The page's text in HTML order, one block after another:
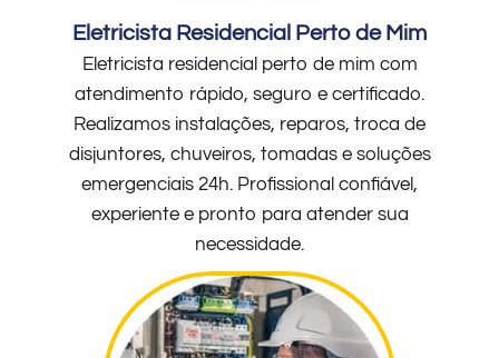
Eletricista Residencial Perto de Mim
Eletricista residencial perto de mim com
atendimento rápido, seguro e certificado.
Realizamos instalações, reparos, troca de
disjuntores, chuveiros, tomadas e soluções
emergenciais 24h. Profissional confiável,
experiente e pronto para atender sua
necessidade.